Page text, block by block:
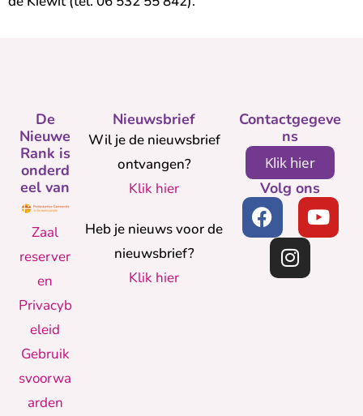
Nieuwsbrief
Wil je de nieuwsbrief
ontvangen?
Klik hier
Heb je nieuws voor de
nieuwsbrief?
Klik hier
De
Nieuwe
Rank is
onderd
eel van
Zaal
reserver
en
Privacyb
eleid
Gebruik
svoorwa
arden
Contactgegeve
ns
Klik hier
Volg ons